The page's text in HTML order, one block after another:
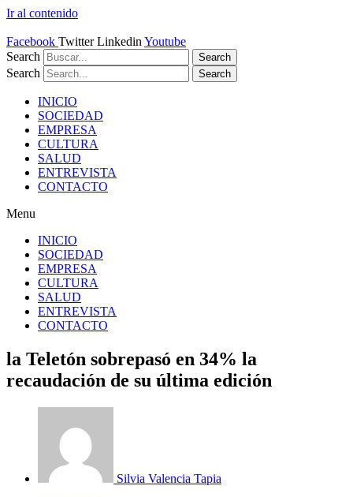
Ir al contenido
Facebook Twitter Linkedin Youtube
Search
Search
Search Search
INICIO
SOCIEDAD
EMPRESA
CULTURA
SALUD
ENTREVISTA
CONTACTO
Menu
INICIO
SOCIEDAD
EMPRESA
CULTURA
SALUD
ENTREVISTA
CONTACTO
la Teletón sobrepasó en 34% la
recaudación de su última edición
Silvia Valencia Tapia